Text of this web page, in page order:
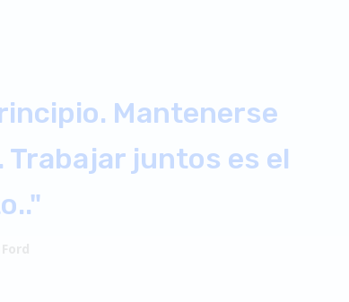
convicción de
a menos que todos